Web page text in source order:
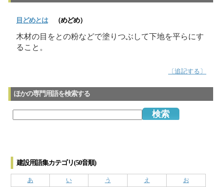
目どめとは（めどめ）
木材の目をとの粉などで塗りつぶして下地を平らにす
ること。
〔追記する〕
ほかの専門用語を検索する
建設用語集カテゴリ(50音順)
あ い う え
お